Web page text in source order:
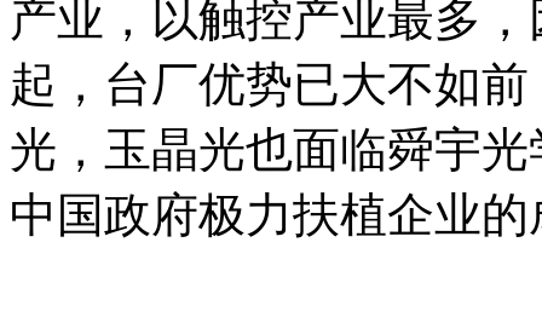
产业，以触控产业最多
起，台厂优势已大不如
光，玉晶光也面临舜宇
中国政府极力扶植企业